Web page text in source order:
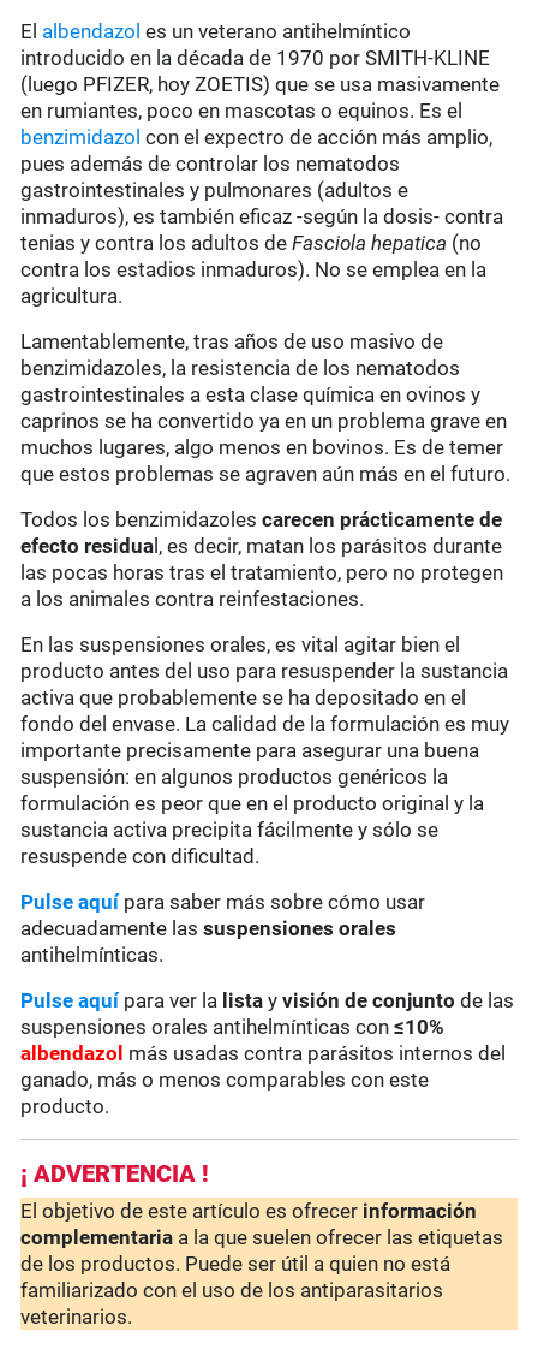
El albendazol es un veterano antihelmíntico
introducido en la década de 1970 por SMITH-KLINE
(luego PFIZER, hoy ZOETIS) que se usa masivamente
en rumiantes, poco en mascotas o equinos. Es el
benzimidazol con el expectro de acción más amplio,
pues además de controlar los nematodos
gastrointestinales y pulmonares (adultos e
inmaduros), es también eficaz -según la dosis- contra
tenias y contra los adultos deFasciola hepatica (no
contra los estadios inmaduros). No se emplea en la
agricultura.
Lamentablemente, tras años de uso masivo de
benzimidazoles, la resistencia de los nematodos
gastrointestinales a esta clase química en ovinos y
caprinos se ha convertido ya en un problema grave en
muchos lugares, algo menos en bovinos. Es de temer
que estos problemas se agraven aún más en el futuro.
Todos los benzimidazolescarecen prácticamente de
efecto residua l, es decir, matan los parásitos durante
las pocas horas tras el tratamiento, pero no protegen
a los animales contra reinfestaciones.
En las suspensiones orales, es vital agitar bien el
producto antes del uso para resuspender la sustancia
activa que probablemente se ha depositado en el
fondo del envase. La calidad de la formulación es muy
importante precisamente para asegurar una buena
suspensión: en algunos productos genéricos la
formulación es peor que en el producto original y la
sustancia activa precipita fácilmente y sólo se
resuspende con dificultad.
Pulse aquí para saber más sobre cómo usar
adecuadamente lassuspensiones orales
antihelmínticas.
Pulse aquípara ver la lista yvisión de conjunto de las
suspensiones orales antihelmínticas con≤10%
albendazol más usadas contra parásitos internos del
ganado, más o menos comparables con este
producto.
¡ ADVERTENCIA !
El objetivo de este artículo es ofrecer información
complementaria a la que suelen ofrecer las etiquetas
de los productos. Puede ser útil a quien no está
familiarizado con el uso de los antiparasitarios
veterinarios.